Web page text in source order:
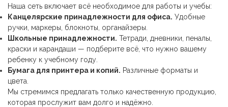
Наша сеть включает всё необходимое для работы и учебы:
Канцелярские принадлежности для офиса. Удобные
ручки, маркеры, блокноты, органайзеры.
Школьные принадлежности. Тетради, дневники, пеналы,
краски и карандаши — подберите всё, что нужно вашему
ребенку к учебному году.
Бумага для принтера и копий. Различные форматы и
цвета.
Мы стремимся предлагать только качественную продукцию,
которая прослужит вам долго и надёжно.